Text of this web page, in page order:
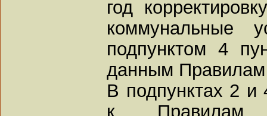
год
коммунальные
подпунктом 4
данным
В подпунктах 2 и
к Правилам